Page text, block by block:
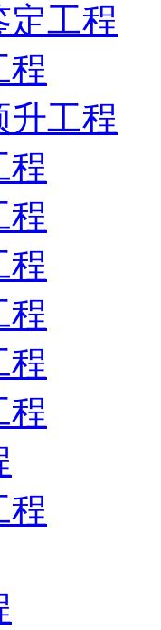
定工程
程
升工程
程
程
程
程
程
程
程